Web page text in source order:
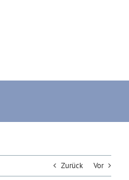
Zurück Vor